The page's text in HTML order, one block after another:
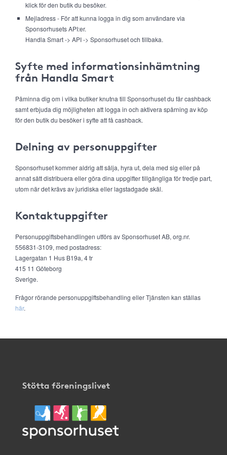
klick för den butik du besöker.
Mejladress - För att kunna logga in dig som användare via
Sponsorhusets API:er.
Handla Smart -> API -> Sponsorhuset och tillbaka.
Syfte med informationsinhämtning
från Handla Smart
Påminna dig om i vilka butiker knutna till Sponsorhuset du får cashback
samt erbjuda dig möjligheten att logga in och aktivera spårning av köp
för den butik du besöker i syfte att få cashback.
Delning av personuppgifter
Sponsorhuset kommer aldrig att sälja, hyra ut, dela med sig eller på
annat sätt distribuera eller göra dina uppgifter tillgängliga för tredje part,
utom när det krävs av juridiska eller lagstadgade skäl.
Kontaktuppgifter
Personuppgiftsbehandlingen utförs av Sponsorhuset AB, org.nr.
556831-3109, med postadress:
Lagergatan 1 Hus B19a, 4 tr
415 11 Göteborg
Sverige.
Frågor rörande personuppgiftsbehandling eller Tjänsten kan ställas
här.
Stötta föreningslivet